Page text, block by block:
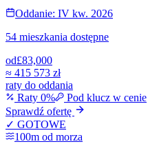
Oddanie: IV kw. 2026
54 mieszkania dostępne
od£83,000
≈ 415 573 zł
raty do oddania
Raty 0%
Pod klucz w cenie
Sprawdź ofertę
✓ GOTOWE
100m od morza